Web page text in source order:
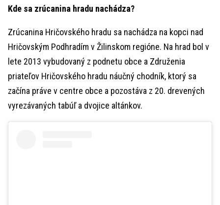
Kde sa zrúcanina hradu nachádza?
Zrúcanina Hričovského hradu sa nachádza na kopci nad
Hričovským Podhradím v Žilinskom regióne. Na hrad bol v
lete 2013 vybudovaný z podnetu obce a Združenia
priateľov Hričovského hradu náučný chodník, ktorý sa
začína práve v centre obce a pozostáva z 20. drevených
vyrezávaných tabúľ a dvojice altánkov.